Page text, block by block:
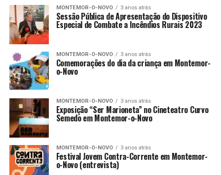
MONTEMOR-O-NOVO 3 anos atrás
Sessão Pública de Apresentação do Dispositivo
Especial de Combate a Incêndios Rurais 2023
MONTEMOR-O-NOVO 3 anos atrás
Comemorações do dia da criança em Montemor-
o-Novo
MONTEMOR-O-NOVO 3 anos atrás
Exposição “Ser Marioneta” no Cineteatro Curvo
Semedo em Montemor-o-Novo
MONTEMOR-O-NOVO 3 anos atrás
Festival Jovem Contra-Corrente em Montemor-
o-Novo (entrevista)